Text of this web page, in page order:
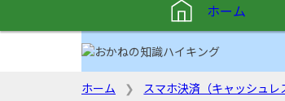
ホーム
ホーム スマホ決済（キャッシュレ